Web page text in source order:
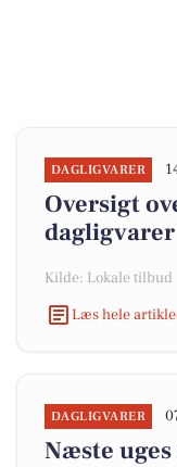
DAGLIGVARER
Oversigt
dagligvarer
Kilde: Lokale tilbud
Læs hele
DAGLIGVARER
Næste